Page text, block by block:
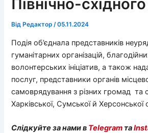
Північно-
Від Редактор/05.11.2024
Подія об’єднала представників
гуманітарних організацій,
волонтерських ініціатив, а також
послуг, представники органів
самоврядування з різних громад та
Харківської, Сумської й Херсонської
Слідкуйте за нами в Telegram та